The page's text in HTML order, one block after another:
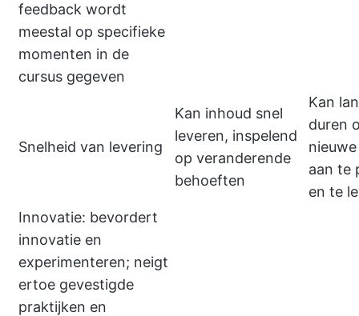
feedback wordt
meestal op specifieke
momenten in de
cursus gegeven
Snelheid van levering
Kan inhoud snel
leveren, inspelend
op veranderende
behoeften
Kan
duren
aan te
en te
Innovatie: bevordert
innovatie en
experimenteren; neigt
ertoe gevestigde
praktijken en